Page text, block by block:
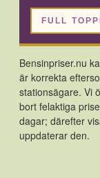
FULL
Bensinpriser.nu
är korrekta
stationsägare. Vi
bort felaktiga
dagar; därefter
uppdaterar den.